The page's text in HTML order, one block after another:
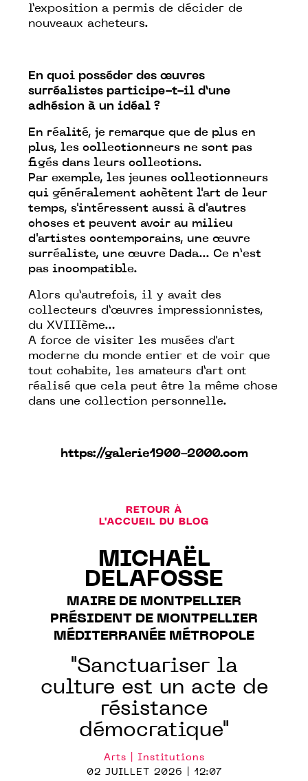
l’exposition a permis de décider de
nouveaux acheteurs.
En quoi posséder des œuvres
surréalistes participe-t-il d’une
adhésion à un idéal ?
En réalité, je remarque que de plus en
plus, les collectionneurs ne sont pas
figés dans leurs collections.
Par exemple, les jeunes collectionneurs
qui généralement achètent l'art de leur
temps, s'intéressent aussi à d'autres
choses et peuvent avoir au milieu
d'artistes contemporains, une œuvre
surréaliste, une œuvre Dada... Ce n’est
pas incompatible.
Alors qu’autrefois, il y avait des
collecteurs d’œuvres impressionnistes,
du XVIIIème…
A force de visiter les musées d'art
moderne du monde entier et de voir que
tout cohabite, les amateurs d’art ont
réalisé que cela peut être la même chose
dans une collection personnelle.
https://galerie1900-2000.com
RETOUR À
L'ACCUEIL DU BLOG
MICHAËL
DELAFOSSE
MAIRE DE MONTPELLIER
PRÉSIDENT DE MONTPELLIER
MÉDITERRANÉE MÉTROPOLE
"Sanctuariser la
culture est un acte de
résistance
démocratique"
Arts | Institutions
02 JUILLET 2026 | 12:07